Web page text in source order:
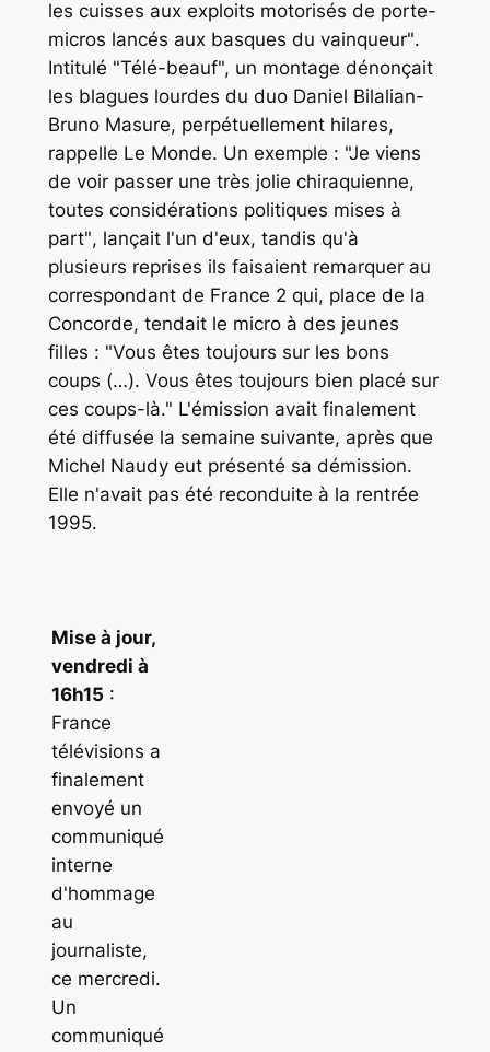
les cuisses aux exploits motorisés de porte-
micros lancés aux basques du vainqueur".
Intitulé "Télé-beauf", un montage dénonçait
les blagues lourdes du duo Daniel Bilalian-
Bruno Masure, perpétuellement hilares,
rappelle Le Monde. Un exemple : "Je viens
de voir passer une très jolie chiraquienne,
toutes considérations politiques mises à
part", lançait l'un d'eux, tandis qu'à
plusieurs reprises ils faisaient remarquer au
correspondant de France 2 qui, place de la
Concorde, tendait le micro à des jeunes
filles : "Vous êtes toujours sur les bons
coups (…). Vous êtes toujours bien placé sur
ces coups-là." L'émission avait finalement
été diffusée la semaine suivante, après que
Michel Naudy eut présenté sa démission.
Elle n'avait pas été reconduite à la rentrée
1995.
Mise à jour,
vendredi à
16h15 :
France
télévisions a
finalement
envoyé un
communiqué
interne
d'hommage
au
journaliste,
ce mercredi.
Un
communiqué